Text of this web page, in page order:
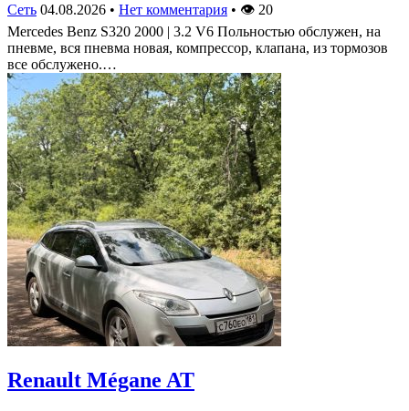
Сеть 04.08.2026 • Нет комментария • 👁 20
Mercedes Benz S320 2000 | 3.2 V6 Польностью обслужен, на
пневме, вся пневма новая, компрессор, клапана, из тормозов
все обслужено.…
Renault Mégane AT